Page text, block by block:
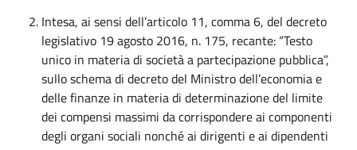
Intesa, ai sensi dell’articolo 11, comma 6, del decreto
legislativo 19 agosto 2016, n. 175, recante: “Testo
unico in materia di società a partecipazione pubblica”,
sullo schema di decreto del Ministro dell’economia e
delle finanze in materia di determinazione del limite
dei compensi massimi da corrispondere ai componenti
degli organi sociali nonché ai dirigenti e ai dipendenti